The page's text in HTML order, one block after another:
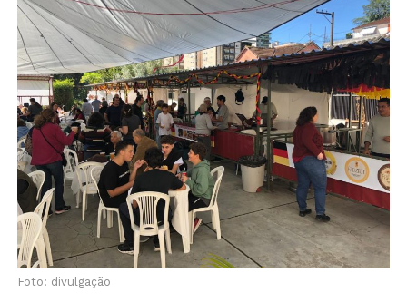
Foto: divulgação